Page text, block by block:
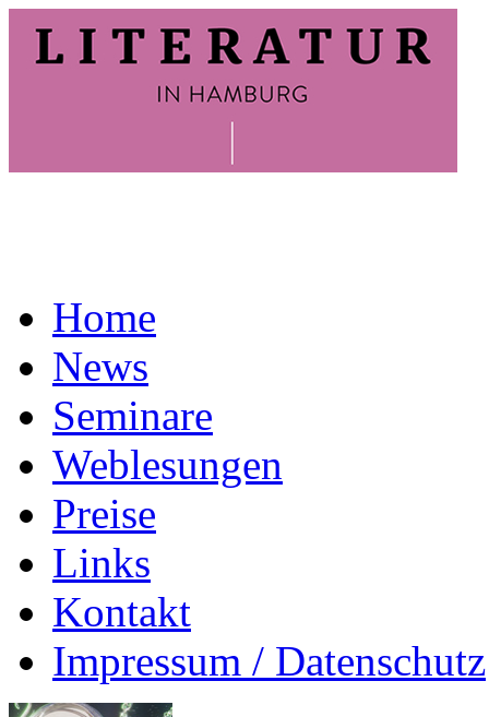
Home
News
Seminare
Weblesungen
Preise
Links
Kontakt
Impressum / Datenschutz